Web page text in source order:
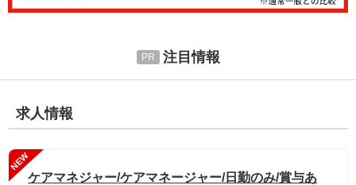
注目情報
求人情報
NEW
ケアマネジャー/ケアマネージャー/日勤のみ/賞与あ